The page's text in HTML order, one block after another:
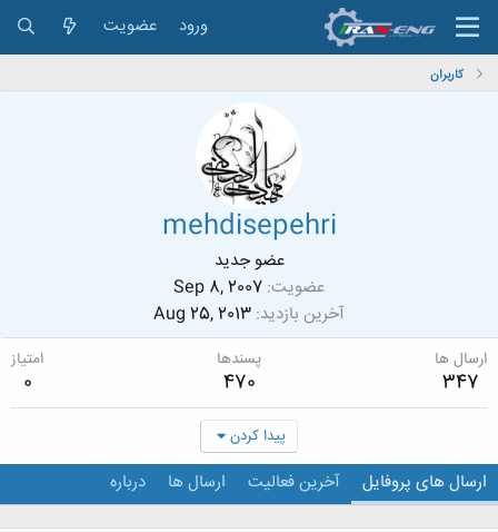
ورود عضویت
کاربران
mehdisepehri
عضو جدید
عضویت Sep 8, 2007
آخرین بازدید Aug 25, 2013
ارسال ها
347
پسندها
470
امتیاز
0
پیدا کردن
ارسال های پروفایل آخرین فعالیت ارسال ها درباره